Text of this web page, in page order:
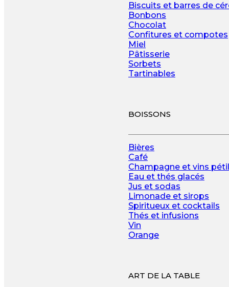
Biscuits et barres de
Bonbons
Chocolat
Confitures et compotes
Miel
Pâtisserie
Sorbets
Tartinables
BOISSONS
Bières
Café
Champagne et vins
Eau et thés glacés
Jus et sodas
Limonade et sirops
Spiritueux et cocktails
Thés et infusions
Vin
Orange
ART DE LA TABLE